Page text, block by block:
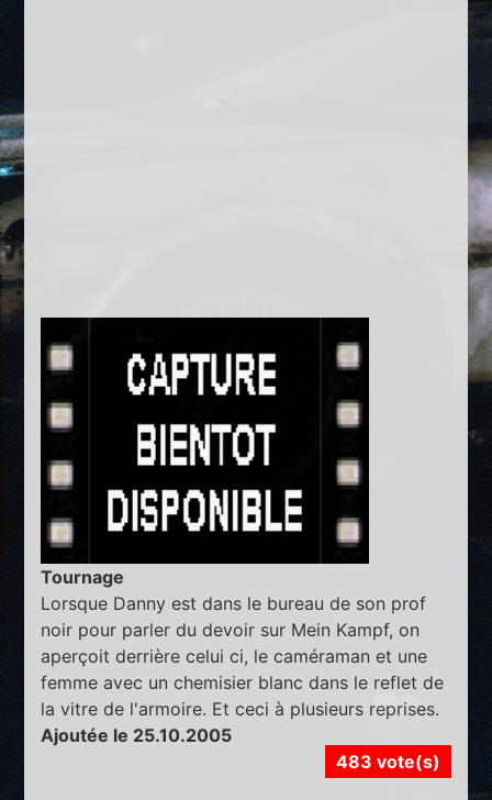
Tournage
Lorsque Danny est dans le bureau de son prof
noir pour parler du devoir sur Mein Kampf, on
aperçoit derrière celui ci, le caméraman et une
femme avec un chemisier blanc dans le reflet de
la vitre de l'armoire. Et ceci à plusieurs reprises.
Ajoutée le 25.10.2005
483 vote(s)